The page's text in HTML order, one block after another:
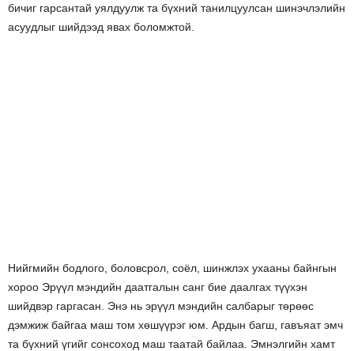
бичиг гарсантай уялдуулж та бүхний танилцуулсан шинэчлэлийн
асуудлыг шийдээд явах боломжтой.
Нийгмийн бодлого, боловсрол, соёл, шинжлэх ухааны байнгын
хороо Эрүүл мэндийн даатгалын санг бие даалгах түүхэн
шийдвэр гаргасан. Энэ нь эрүүл мэндийн салбарыг төрөөс
дэмжиж байгаа маш том хөшүүрэг юм. Ардын багш, гавъяат эмч
та бүхний үгийг сонсоход маш таатай байлаа. Эмнэлгийн хамт